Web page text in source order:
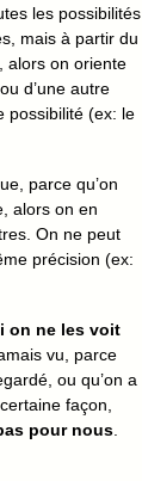
les possibilités
mais à partir du
alors on oriente
d’une autre
possibilité (ex: le
parce qu’on
alors on en
On ne peut
précision (ex:
on ne les voit
vu, parce
ou qu’on a
façon,
pour nous